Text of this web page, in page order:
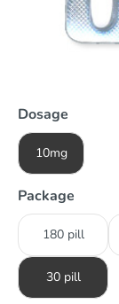
Dosage
10mg
Package
180 pill
30 pill